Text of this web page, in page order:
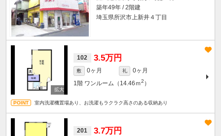
築年49年 / 2階建
埼玉県所沢市上新井４丁目
102 3.5万円
敷 0ヶ月 礼
0ヶ月
1階 ワンルーム（14.46ｍ2 ）
室内洗濯機置場あり、お洗濯もラクラク高さのある収納あり
201 3.7万円